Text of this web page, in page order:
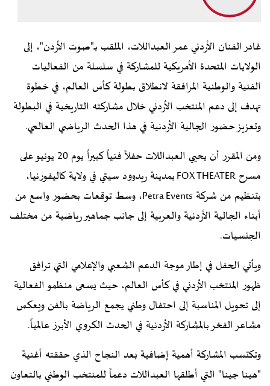
غادر الفنان الأردني عمر العبداللات، الملقب بـ"صوت الأردن"، إلى
الولايات المتحدة الأمريكية للمشاركة في سلسلة من الفعاليات
الفنية والوطنية المرافقة لانطلاق بطولة كأس العالم، في خطوة
تهدف إلى دعم المنتخب الأردني خلال مشاركته التاريخية في البطولة
وتعزيز حضور الجالية الأردنية في هذا الحدث الرياضي العالمي.
ومن المقرر أن يحيي العبداللات حفلاً فنياً كبيراً يوم 20 يونيو على
مسرح FOX THEATER بمدينة ريدوود سيتي في ولاية كاليفورنيا،
بتنظيم من شركة Petra Events، وسط توقعات بحضور واسع من
أبناء الجالية الأردنية والعربية إلى جانب جماهير رياضية من مختلف
الجنسيات.
ويأتي الحفل في إطار موجة الدعم الشعبي والإعلامي التي ترافق
ظهور المنتخب الأردني في كأس العالم، حيث يسعى منظمو الفعالية
إلى تحويل المناسبة إلى احتفال وطني يجمع الرياضة بالفن ويعكس
مشاعر الفخر بالمشاركة الأردنية في الحدث الكروي الأبرز عالمياً.
وتكتسب المشاركة أهمية إضافية بعد النجاح الذي حققته أغنية
"هينا جينا" التي أطلقها العبداللات دعماً للمنتخب الوطني بالتعاون